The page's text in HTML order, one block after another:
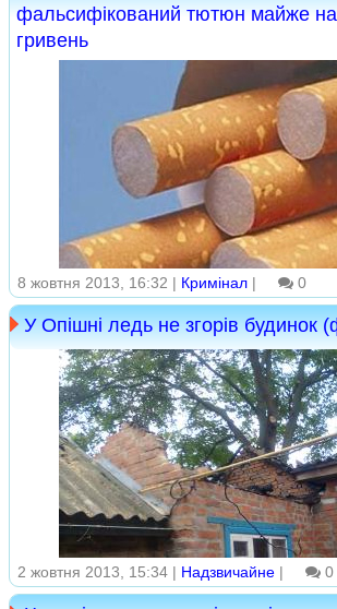
фальсифікований тютюн майже на
гривень
8 жовтня 2013, 16:32 | Кримінал | 0
У Опішні ледь не згорів будинок
2 жовтня 2013, 15:34 | Надзвичайне | 0